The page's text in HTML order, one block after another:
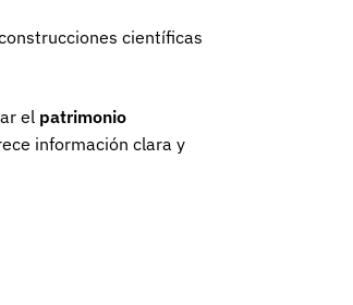
científicas
el patrimonio
información clara y